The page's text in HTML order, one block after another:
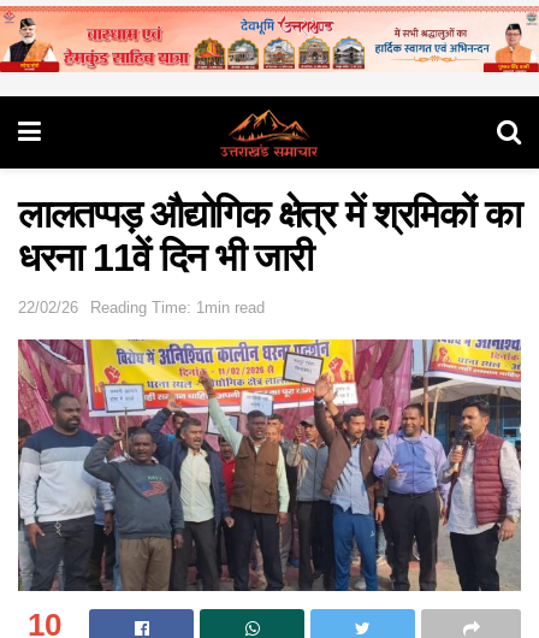
लालतप्पड़ औद्योगिक क्षेत्र में श्रमिकों का
धरना 11वें दिन भी जारी
22/02/26 Reading Time: 1min read
10